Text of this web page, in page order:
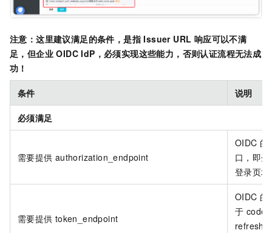
注意：这里建议满足的条件，是指 Issuer URL 响应可以不满
足，但企业 OIDC IdP，必须实现这些能力，否则认证流程无法成
功！
条件 说明
必须满足
需要提供 authorization_endpoint
OIDC 的
口，即
登录页地
需要提供 token_endpoint
OIDC 的
于 code